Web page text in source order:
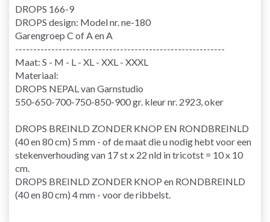
DROPS 166-9
DROPS design: Model nr. ne-180
Garengroep C of A en A
----------------------------------------------------------
Maat: S - M - L - XL - XXL - XXXL
Materiaal:
DROPS NEPAL van Garnstudio
550-650-700-750-850-900 gr. kleur nr. 2923, oker
DROPS BREINLD ZONDER KNOP EN RONDBREINLD
(40 en 80 cm) 5 mm - of de maat die u nodig hebt voor een
stekenverhouding van 17 st x 22 nld in tricotst = 10 x 10
cm.
DROPS BREINLD ZONDER KNOP en RONDBREINLD
(40 en 80 cm) 4 mm - voor de ribbelst.